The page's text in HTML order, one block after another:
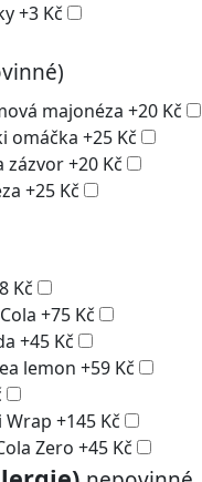
+3 Kč
majonéza +20 Kč
omáčka +25 Kč
zázvor+20 Kč
+25 Kč
Kč
+75 Kč
+45 Kč
lemon +59 Kč
Wrap +145 Kč
Zero +45 Kč